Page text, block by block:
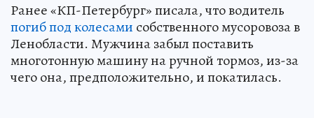
Ранее «КП-Петербург» писала, что водитель
погиб под колесами собственного мусоровоза в
Ленобласти. Мужчина забыл поставить
многотонную машину на ручной тормоз, из-за
чего она, предположительно, и покатилась.